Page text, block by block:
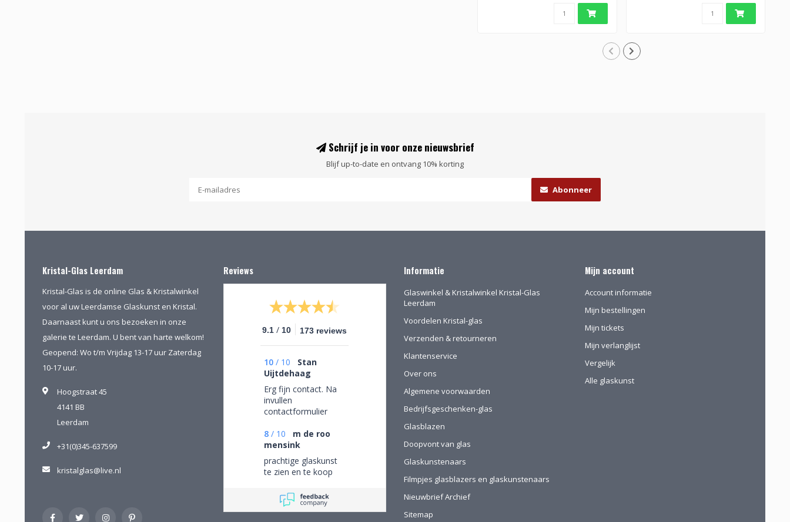
Schrijf je in voor onze nieuwsbrief
Blijf up-to-date en ontvang 10% korting
Abonneer
Kristal-Glas Leerdam
Kristal-Glas is de online Glas & Kristalwinkel
voor al uw Leerdamse Glaskunst en Kristal.
Daarnaast kunt u ons bezoeken in onze
galerie te Leerdam. U bent van harte welkom!
Geopend: Wo t/m Vrijdag 13-17 uur Zaterdag
10-17 uur.
Hoogstraat 45
4141 BB
Leerdam
+31(0)345-637599
kristalglas@live.nl
Reviews
9.1 / 10 173 reviews
10 / 10
Stan
Uijtdehaag
Erg fijn contact. Na
invullen
contactformulier
persoonlijke wensen
besproken. Afspraak
gemaakt om in de
winkel de objecten te
bekijken en de
(uitgebreid graveren)
vorm te geven.
8 / 10
m de roo
mensink
prachtige glaskunst
te zien en te koop
Informatie
Glaswinkel & Kristalwinkel Kristal-Glas
Leerdam
Voordelen Kristal-glas
Verzenden & retourneren
Klantenservice
Over ons
Algemene voorwaarden
Bedrijfsgeschenken-glas
Glasblazen
Doopvont van glas
Glaskunstenaars
Filmpjes glasblazers en glaskunstenaars
Nieuwbrief Archief
Sitemap
Mijn account
Account informatie
Mijn bestellingen
Mijn tickets
Mijn verlanglijst
Vergelijk
Alle glaskunst